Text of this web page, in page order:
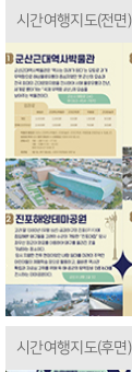
시간여행지도(전면)
시간여행지도(후면)